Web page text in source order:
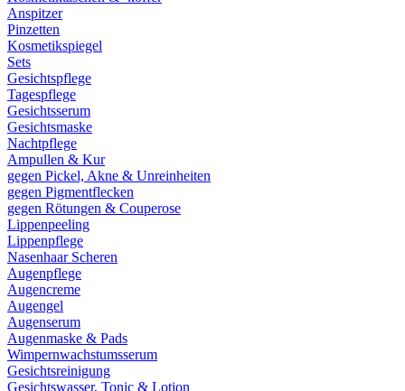
Anspitzer
Pinzetten
Kosmetikspiegel
Sets
Gesichtspflege
Tagespflege
Gesichtsserum
Gesichtsmaske
Nachtpflege
Ampullen & Kur
gegen Pickel, Akne & Unreinheiten
gegen Pigmentflecken
gegen Rötungen & Couperose
Lippenpeeling
Lippenpflege
Nasenhaar Scheren
Augenpflege
Augencreme
Augengel
Augenserum
Augenmaske & Pads
Wimpernwachstumsserum
Gesichtsreinigung
Gesichtswasser, Tonic & Lotion